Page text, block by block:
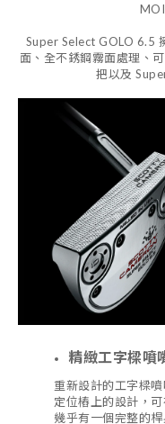
MOI
Super Select GOLO 6.5
面、全不銹鋼霧面處理、
把以及
精緻工字樑噴
重新設計的工字樑
定位樁上的設計，
幾乎有一個完整的桿